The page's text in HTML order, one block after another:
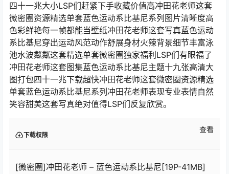
四十一兆大小LSP们赶紧下手收藏价值高冲田花老师这套
微密圈资源精选单套蓝色运动系比基尼系列图片清晰度高
色彩鲜艳每一帧都能当壁纸冲田花老师这套写真蓝色运动
系比基尼穿出运动风范动作舒展身材火辣背景细节丰富泳
池水波粼粼这套精选单套微密圈独家福利LSP们有眼福了
冲田花老师这套图集蓝色运动系比基尼主题十九张高清大
图打包四十一兆下载超快冲田花老师这套微密圈资源精选
单套蓝色运动系比基尼系列冲田花老师表现专业表情自然
笑容甜美这套写真绝对值得LSP们反复欣赏。
下载权限
查看
[微密圈]冲田花老师 – 蓝色运动系比基尼[19P-41MB]